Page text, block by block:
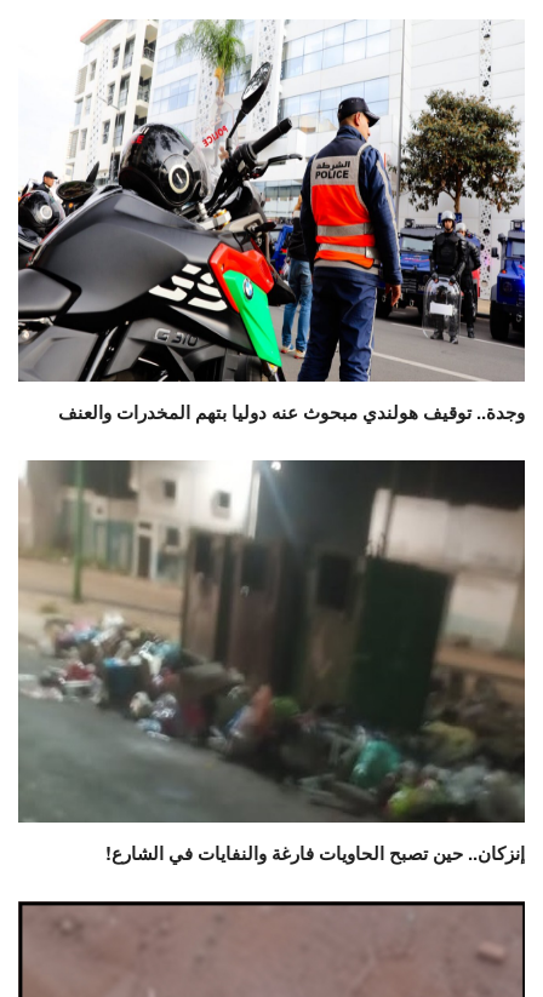
وجدة.. توقيف هولندي مبحوث عنه دوليا بتهم المخدرات والعنف
إنزكان.. حين تصبح الحاويات فارغة والنفايات في الشارع!